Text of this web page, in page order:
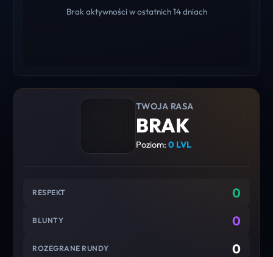
Brak aktywności w ostatnich 14 dniach
TWOJA RASA
BRAK
Poziom: 0 LVL
RESPEKT 0
BLUNTY 0
ROZEGRANE RUNDY 0